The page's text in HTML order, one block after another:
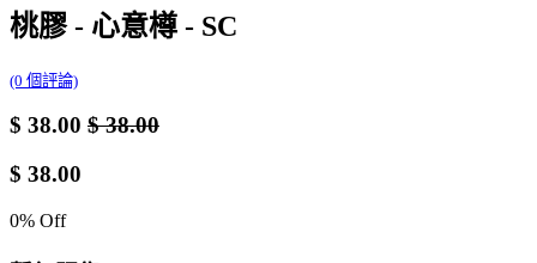
桃膠 - 心意樽 - SC
(0 個評論)
$ 38.00 $38.00
$ 38.00
0% Off